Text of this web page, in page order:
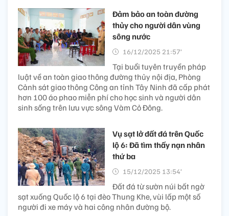
Đảm bảo an toàn đường
thủy cho người dân vùng
sông nước
16/12/2025 21:57’
Tại buổi tuyên truyền pháp
luật về an toàn giao thông đường thủy nội địa, Phòng
Cảnh sát giao thông Công an tỉnh Tây Ninh đã cấp phát
hơn 100 áo phao miễn phí cho học sinh và người dân
sinh sống trên lưu vực sông Vàm Cỏ Đông.
Vụ sạt lở đất đá trên Quốc
lộ 6: Đã tìm thấy nạn nhân
thứ ba
15/12/2025 13:54’
Đất đá từ sườn núi bất ngờ
sạt xuống Quốc lộ 6 tại đèo Thung Khe, vùi lấp một số
người đi xe máy và hai công nhân đường bộ.